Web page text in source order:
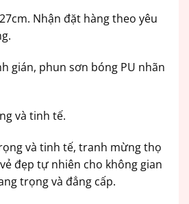
Nhận đặt hàng theo yêu
gián, phun sơn bóng PU nhãn
và tinh tế.
và tinh tế, tranh mừng thọ
đẹp tự nhiên cho không gian
trọng và đẳng cấp.